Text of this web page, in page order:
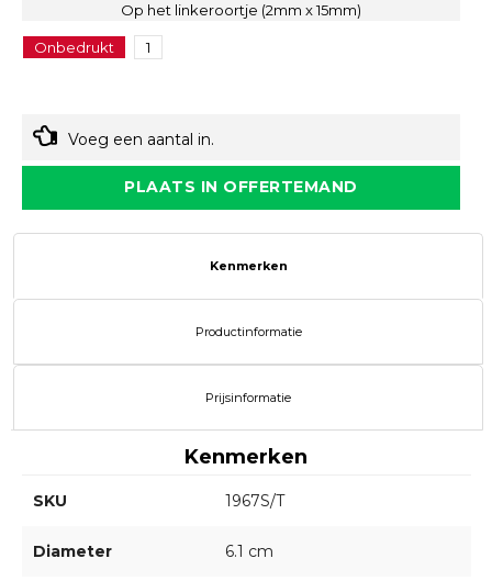
Op het linkeroortje (2mm x 15mm)
Onbedrukt 1
Voeg een aantal in.
PLAATS IN OFFERTEMAND
Kenmerken
Productinformatie
Prijsinformatie
Kenmerken
SKU 1967S/T
Diameter 6.1 cm